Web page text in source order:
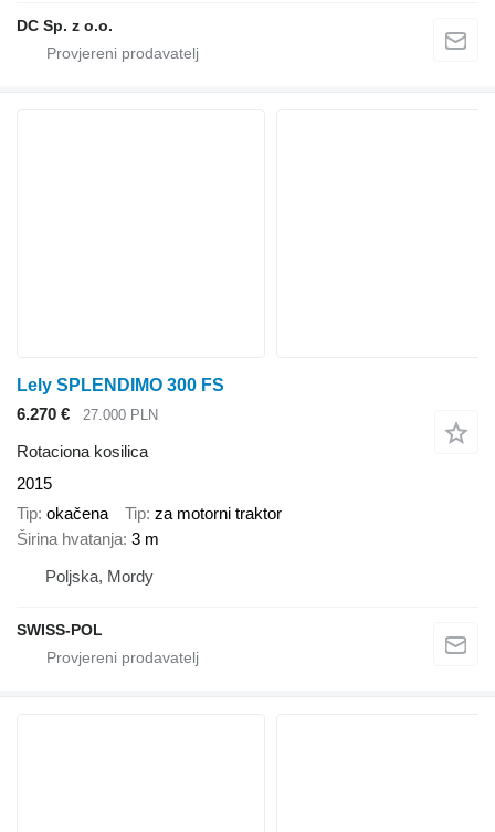
DC Sp. z o.o.
Lely SPLENDIMO 300 FS
6.270 €
27.000 PLN
Rotaciona kosilica
2015
Tip okačena Tip za motorni traktor
Širina hvatanja 3 m
Poljska, Mordy
SWISS-POL